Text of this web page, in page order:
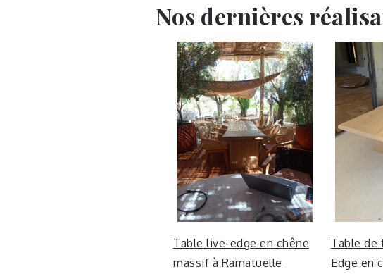
Nos dernières
Table live-edge en chêne
massif à Ramatuelle
Table de
Edge en